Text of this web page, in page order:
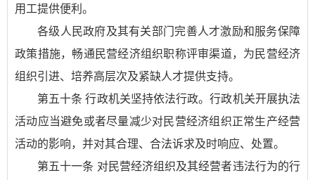
用工提供便利。
各级人民政府及其有关部门完善人才激励和服务保障
政策措施，畅通民营经济组织职称评审渠道，为民营经济
组织引进、培养高层次及紧缺人才提供支持。
第五十条 行政机关坚持依法行政。行政机关开展执法
活动应当避免或者尽量减少对民营经济组织正常生产经营
活动的影响，并对其合理、合法诉求及时响应、处置。
第五十一条 对民营经济组织及其经营者违法行为的行